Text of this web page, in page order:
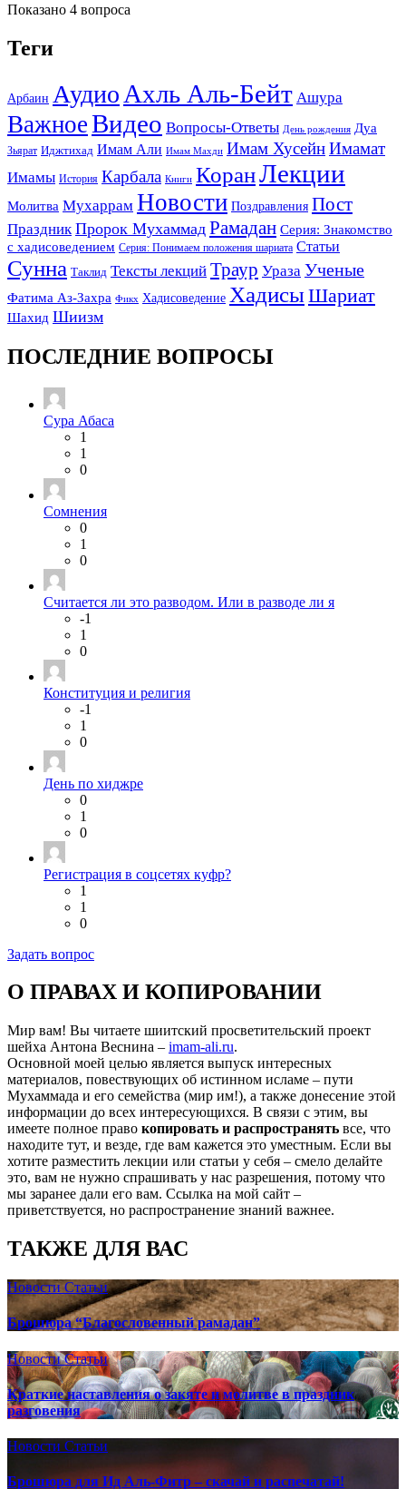
Показано 4 вопроса
Теги
Арбаин Аудио Ахль Аль-Бейт Ашура
ВажноеВидео Вопросы-Ответы День рождения Дуа
Зьярат Иджтихад Имам Али Имам Махди Имам ХусейнИмамат
Имамы История Карбала Книги КоранЛекции
Молитва Мухаррам Новости Поздравления Пост
Праздник Пророк Мухаммад Рамадан Серия: Знакомство
с хадисоведением Серия: Понимаем положения шариата Статьи
Сунна Таклид Тексты лекций Траур Ураза Ученые
Фатима Аз-Захра Фикх Хадисоведение ХадисыШариат
Шахид Шиизм
ПОСЛЕДНИЕ ВОПРОСЫ
Сура Абаса
1
1
0
Сомнения
0
1
0
Считается ли это разводом. Или в разводе ли я
-1
1
0
Конституция и религия
-1
1
0
День по хиджре
0
1
0
Регистрация в соцсетях куфр?
1
1
0
Задать вопрос
О ПРАВАХ И КОПИРОВАНИИ
Мир вам! Вы читаете шиитский просветительский проект
шейха Антона Веснина – imam-ali.ru.
Основной моей целью является выпуск интересных
материалов, повествующих об истинном исламе – пути
Мухаммада и его семейства (мир им!), а также донесение этой
информации до всех интересующихся. В связи с этим, вы
имеете полное право копировать и распространять все, что
находите тут, и везде, где вам кажется это уместным. Если вы
хотите разместить лекции или статьи у себя – смело делайте
это, вам не нужно спрашивать у нас разрешения, потому что
мы заранее дали его вам. Ссылка на мой сайт –
приветствуется, но распространение знаний важнее.
ТАКЖЕ ДЛЯ ВАС
НовостиСтатьи
Брошюра “Благословенный рамадан”
НовостиСтатьи
Краткие наставления о закяте и молитве в праздник
разговения
Новости Статьи
Брошюра для Ид Аль-Фитр – скачай и распечатай!